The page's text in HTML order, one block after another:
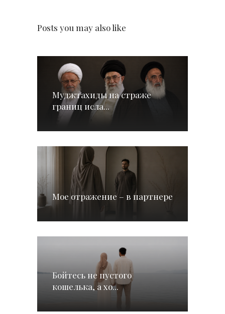
Posts you may also like
Муджтахиды на страже
границ исла...
Мое отражение – в партнере
Бойтесь не пустого
кошелька, а хо...